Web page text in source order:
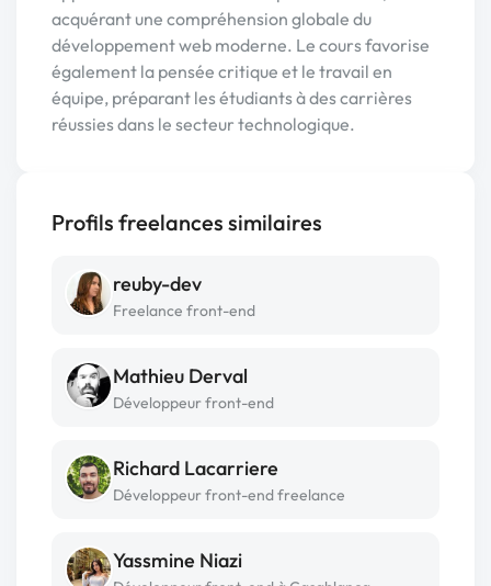
acquérant une compréhension globale du
développement web moderne. Le cours favorise
également la pensée critique et le travail en
équipe, préparant les étudiants à des carrières
réussies dans le secteur technologique.
Profils freelances similaires
reuby-dev
Freelance front-end
Mathieu Derval
Développeur front-end
Richard Lacarriere
Développeur front-end freelance
Yassmine Niazi